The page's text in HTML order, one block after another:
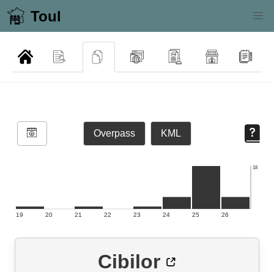
Toul
Overpass KML
18
19 20 21 22 23 24 25 26
Cibilor